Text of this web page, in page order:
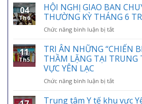
TẾ
VIỆT
01/7:
HIỂM
Y
ĐIỂM
AN
DẪN
TÍCH
HỢP
THẺ
HIỂM
Y
ỨNG
VNeID
04
Th6
HỘI NGHỊ GIAO BAN
THƯỜNG KỲ THÁNG 6
Chức năng bình luận bị tắtở
NGHỊ
GIAO
BAN
MÔN
KỲ
11
Th5
TRI ÂN NHỮNG “CHIẾN
THẦM LẶNG TẠI TRUNG
VỰC YÊN LẠC
Chức năng bình luận bị tắtở
ÂN
Trung tâm Y tế khu vực